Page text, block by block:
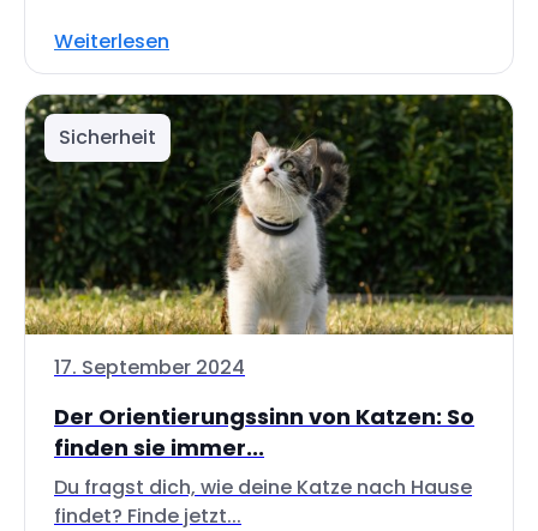
Weiterlesen
Sicherheit
17. September 2024
Der Orientierungssinn von Katzen: So
finden sie immer...
Du fragst dich, wie deine Katze nach Hause
findet? Finde jetzt...